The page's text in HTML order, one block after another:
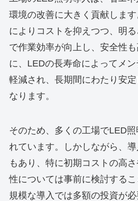
環境の改善に大きく貢献しま
によりコストを抑えつつ、明
で作業効率が向上し、安全性
に、LEDの長寿命によってメ
軽減され、長期間にわたり安
なります。
そのため、多くの工場でLED
れています。しかしながら、
もあり、特に初期コストの高
性については事前に検討する
規模な導入では多額の投資が